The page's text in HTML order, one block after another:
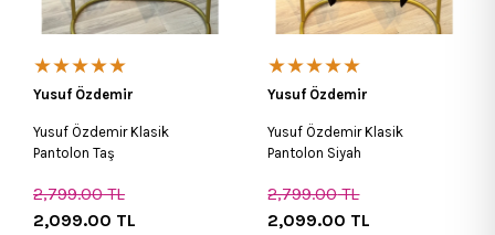
★★★★★
Yusuf Özdemir
Yusuf Özdemir Klasik
Pantolon Taş
2,799.00TL
2,099.00 TL
★★★★★
Yusuf Özdemir
Yusuf Özdemir Klasik
Pantolon Siyah
2,799.00TL
2,099.00 TL